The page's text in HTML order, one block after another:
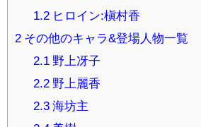
1.2ヒロイン:槇村香
2 その他のキャラ&登場人物一覧
2.1野上冴子
2.2野上麗香
2.3海坊主